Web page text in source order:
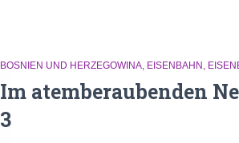
BOSNIEN UND HERZEGOWINA EISENBAHN
Im atemberaubenden
3